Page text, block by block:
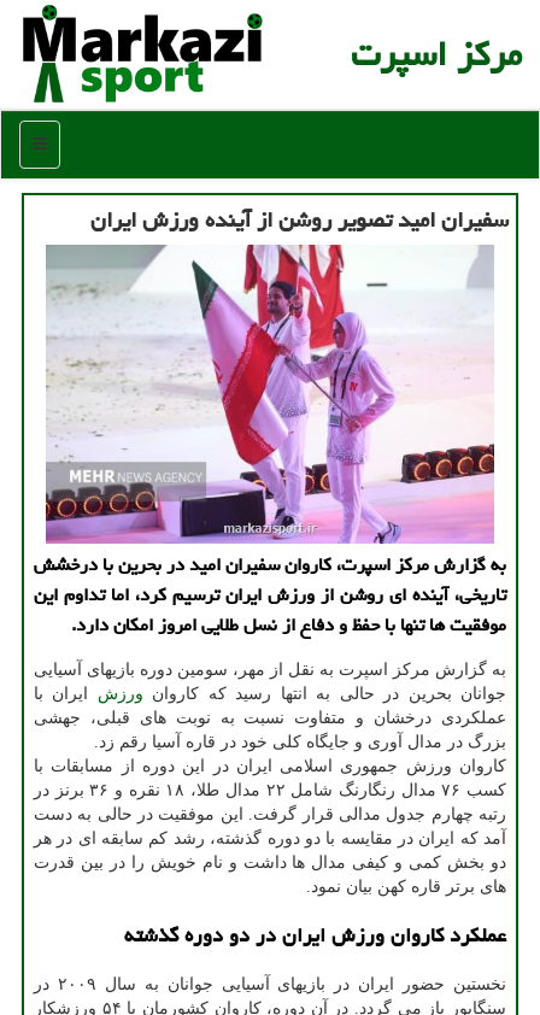
مركز اسپرت
منو
سفیران امید تصویر روشن از آینده ورزش ایران
به گزارش مرکز اسپرت، کاروان سفیران امید در بحرین با درخشش
تاریخی، آینده ای روشن از ورزش ایران ترسیم کرد، اما تداوم این
موفقیت ها تنها با حفظ و دفاع از نسل طلایی امروز امکان دارد.
به گزارش مرکز اسپرت به نقل از مهر، سومین دوره بازیهای آسیایی
جوانان بحرین در حالی به انتها رسید که کاروان ورزش ایران با
عملکردی درخشان و متفاوت نسبت به نوبت های قبلی، جهشی
بزرگ در مدال آوری و جایگاه کلی خود در قاره آسیا رقم زد.
کاروان ورزش جمهوری اسلامی ایران در این دوره از مسابقات با
کسب ۷۶ مدال رنگارنگ شامل ۲۲ مدال طلا، ۱۸ نقره و ۳۶ برنز در
رتبه چهارم جدول مدالی قرار گرفت. این موفقیت در حالی به دست
آمد که ایران در مقایسه با دو دوره گذشته، رشد کم سابقه ای در هر
دو بخش کمی و کیفی مدال ها داشت و نام خویش را در بین قدرت
های برتر قاره کهن بیان نمود.
عملکرد کاروان ورزش ایران در دو دوره گذشته
نخستین حضور ایران در بازیهای آسیایی جوانان به سال ۲۰۰۹ در
سنگاپور باز می گردد. در آن دوره، کاروان کشورمان با ۵۴ ورزشکار